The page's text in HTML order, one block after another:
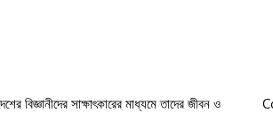
বিজ্ঞানীদের সাক্ষাৎকারের মাধ্যমে তাদের জীবন ও